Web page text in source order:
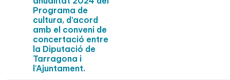
Programa de
cultura, d’acord
amb el conveni de
concertació entre
la Diputació de
Tarragona i
l'Ajuntament.